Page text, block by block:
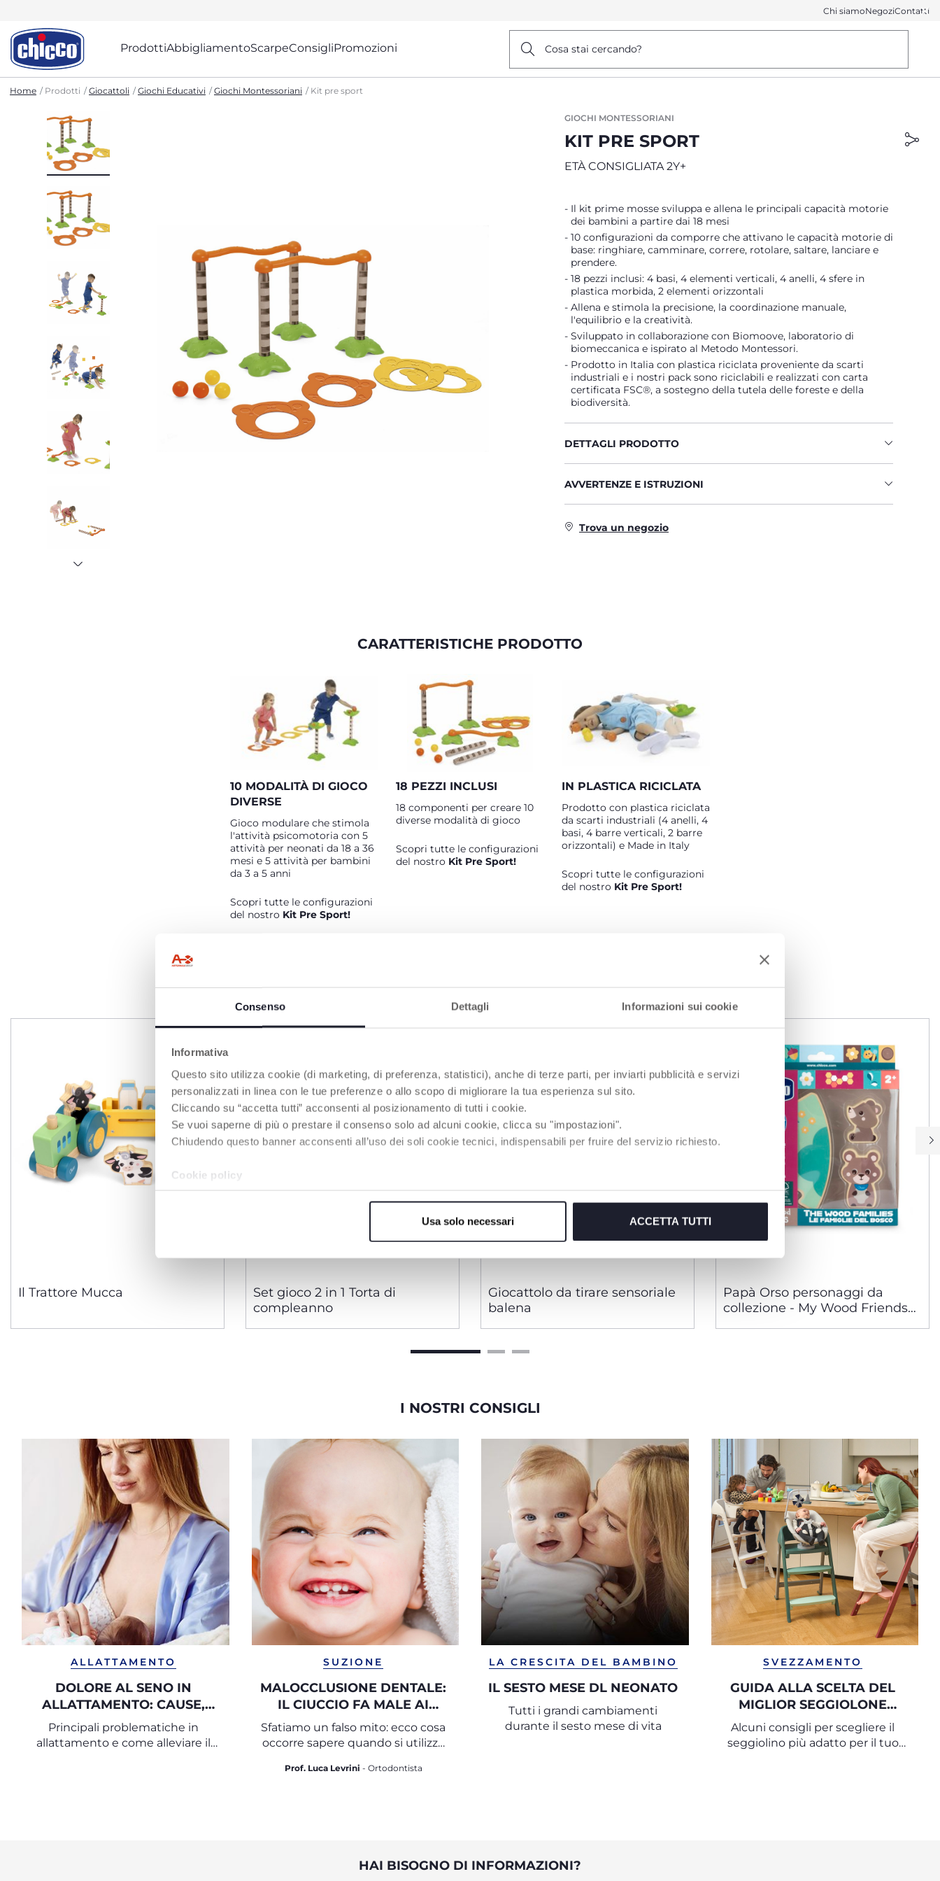
Consenso Dettagli Informazioni sui cookie
Informativa
Questo sito utilizza cookie (di marketing, di preferenza, statistici), anche di terze parti, per inviarti pubblicità e servizi
personalizzati in linea con le tue preferenze o allo scopo di migliorare la tua esperienza sul sito.
Cliccando su “accetta tutti” acconsenti al posizionamento di tutti i cookie.
Se vuoi saperne di più o prestare il consenso solo ad alcuni cookie, clicca su "impostazioni".
Chiudendo questo banner acconsenti all’uso dei soli cookie tecnici, indispensabili per fruire del servizio richiesto.
Cookie policy
Usa solo necessari ACCETTA TUTTI
Chi siamoNegoziContatti
ProdottiAbbigliamentoScarpeConsigliPromozioni Cosa stai cercando?
Home Prodotti Giocattoli Giochi Educativi Giochi Montessoriani Kit pre sport
GIOCHI MONTESSORIANI
KIT PRE SPORT
ETÀ CONSIGLIATA 2Y+
Il kit prime mosse sviluppa e allena le principali capacità motorie
dei bambini a partire dai 18 mesi
10 configurazioni da comporre che attivano le capacità motorie di
base: ringhiare, camminare, correre, rotolare, saltare, lanciare e
prendere.
18 pezzi inclusi: 4 basi, 4 elementi verticali, 4 anelli, 4 sfere in
plastica morbida, 2 elementi orizzontali
Allena e stimola la precisione, la coordinazione manuale,
l'equilibrio e la creatività.
Sviluppato in collaborazione con Biomoove, laboratorio di
biomeccanica e ispirato al Metodo Montessori.
Prodotto in Italia con plastica riciclata proveniente da scarti
industriali e i nostri pack sono riciclabili e realizzati con carta
certificata FSC®, a sostegno della tutela delle foreste e della
biodiversità.
DETTAGLI PRODOTTO
AVVERTENZE E ISTRUZIONI
Trova un negozio
CARATTERISTICHE PRODOTTO
10 MODALITÀ DI GIOCO
DIVERSE
Gioco modulare che stimola
l'attività psicomotoria con 5
attività per neonati da 18 a 36
mesi e 5 attività per bambini
da 3 a 5 anni
Scopri tutte le configurazioni
del nostro Kit Pre Sport!
18 PEZZI INCLUSI
18 componenti per creare 10
diverse modalità di gioco
Scopri tutte le configurazioni
del nostro Kit Pre Sport!
IN PLASTICA RICICLATA
Prodotto con plastica riciclata
da scarti industriali (4 anelli, 4
basi, 4 barre verticali, 2 barre
orizzontali) e Made in Italy
Scopri tutte le configurazioni
del nostro Kit Pre Sport!
PRODOTTI CHE POTREBBERO INTERESSARTI
Il Trattore Mucca
Set gioco 2 in 1 Torta di
compleanno
Giocattolo da tirare sensoriale
balena
Papà Orso personaggi da
collezione - My Wood Friends
I NOSTRI CONSIGLI
ALLATTAMENTO
DOLORE AL SENO IN
ALLATTAMENTO: CAUSE,
SINTOMI E SOLUZIONI PER
UNA GESTIONE SERENA
Principali problematiche in
allattamento e come alleviare il
SUZIONE
MALOCCLUSIONE DENTALE:
IL CIUCCIO FA MALE AI
DENTI?
Sfatiamo un falso mito: ecco cosa
occorre sapere quando si utilizza
Prof. Luca Levrini - Ortodontista
LA CRESCITA DEL BAMBINO
IL SESTO MESE DL NEONATO
Tutti i grandi cambiamenti
durante il sesto mese di vita
SVEZZAMENTO
GUIDA ALLA SCELTA DEL
MIGLIOR SEGGIOLONE
PAPPA
Alcuni consigli per scegliere il
seggiolino più adatto per il tuo
HAI BISOGNO DI INFORMAZIONI?